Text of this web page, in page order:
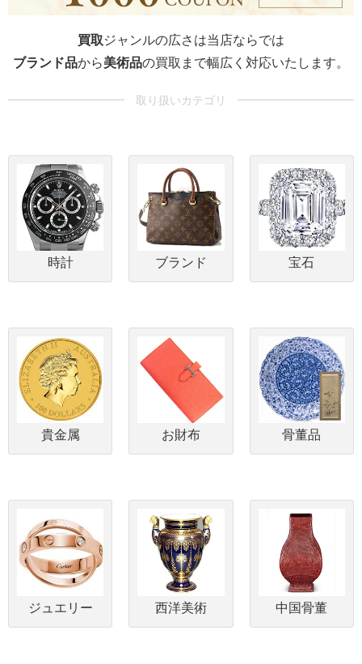
買取ジャンルの広さは当店ならでは
ブランド品から美術品の買取まで幅広く対応いたします。
時計 ブランド 宝石
貴金属 お財布 骨董品
ジュエリー 西洋美術 中国骨董